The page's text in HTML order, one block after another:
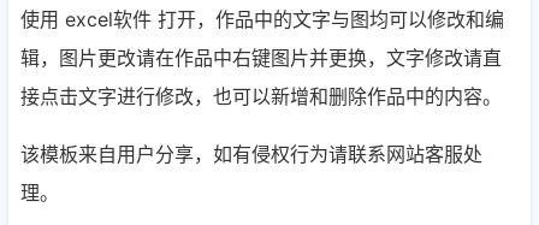
使用 excel软件 打开，作品中的文字与图均可以修改和编
辑，图片更改请在作品中右键图片并更换，文字修改请直
接点击文字进行修改，也可以新增和删除作品中的内容。
该模板来自用户分享，如有侵权行为请联系网站客服处
理。